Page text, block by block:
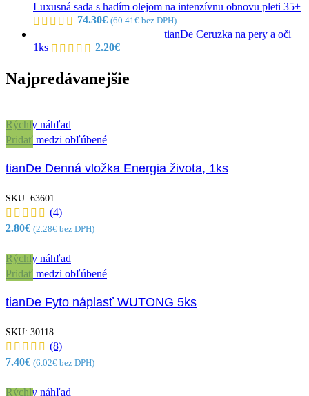
Luxusná sada s hadím olejom na intenzívnu obnovu pleti 35+
74.30€ (60.41 € bez DPH)
tianDe Ceruzka na pery a oči
1ks
2.20€
Najpredávanejšie
Rýchly náhľad
Pridať medzi obľúbené
tianDe Denná vložka Energia života, 1ks
SKU: 63601
(4)
2.80€ (2.28€ bez DPH)
Rýchly náhľad
Pridať medzi obľúbené
tianDe Fyto náplasť WUTONG 5ks
SKU: 30118
(8)
7.40€ (6.02€ bez DPH)
Rýchly náhľad